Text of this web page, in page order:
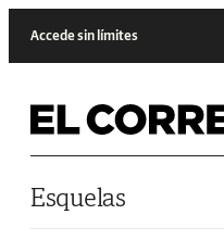
Accede sin límites
Esquelas